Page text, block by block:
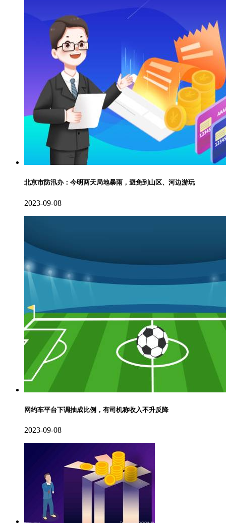
北京市防汛办：今明两天局地暴雨，避免到山区、河边游玩
2023-09-08
网约车平台下调抽成比例，有司机称收入不升反降
2023-09-08